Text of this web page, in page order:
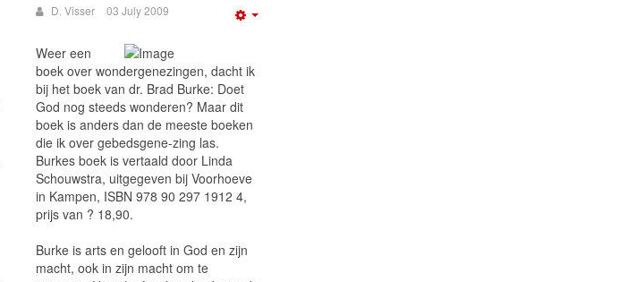
D. Visser 03 July 2009
Weer een
boek over wondergenezingen, dacht ik
bij het boek van dr. Brad Burke: Doet
God nog steeds wonderen? Maar dit
boek is anders dan de meeste boeken
die ik over gebedsgene-zing las.
Burkes boek is vertaald door Linda
Schouwstra, uitgegeven bij Voorhoeve
in Kampen, ISBN 978 90 297 1912 4,
prijs van ? 18,90.
Burke is arts en gelooft in God en zijn
macht, ook in zijn macht om te